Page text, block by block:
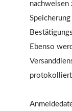
nachweisen
Ebenso